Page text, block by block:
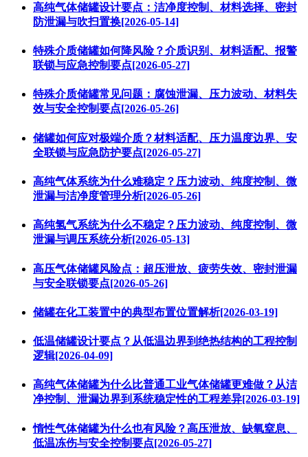
高纯气体储罐设计要点：洁净度控制、材料选择、密封
防泄漏与吹扫置换[2026-05-14]
特殊介质储罐如何降风险？介质识别、材料适配、报警
联锁与应急控制要点[2026-05-27]
特殊介质储罐常见问题：腐蚀泄漏、压力波动、材料失
效与安全控制要点[2026-05-26]
储罐如何应对极端介质？材料适配、压力温度边界、安
全联锁与应急防护要点[2026-05-27]
高纯气体系统为什么难稳定？压力波动、纯度控制、微
泄漏与洁净度管理分析[2026-05-26]
高纯氢气系统为什么不稳定？压力波动、纯度控制、微
泄漏与调压系统分析[2026-05-13]
高压气体储罐风险点：超压泄放、疲劳失效、密封泄漏
与安全联锁要点[2026-05-26]
储罐在化工装置中的典型布置位置解析[2026-03-19]
低温储罐设计要点？从低温边界到绝热结构的工程控制
逻辑[2026-04-09]
高纯气体储罐为什么比普通工业气体储罐更难做？从洁
净控制、泄漏边界到系统稳定性的工程差异[2026-03-19]
惰性气体储罐为什么也有风险？高压泄放、缺氧窒息、
低温冻伤与安全控制要点[2026-05-27]